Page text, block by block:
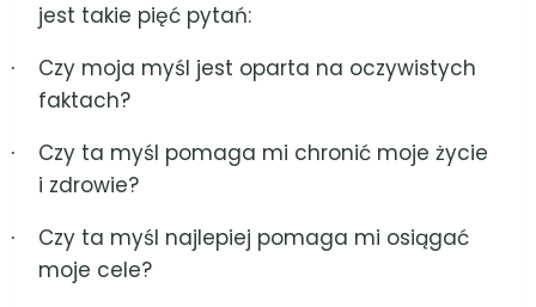
jest takie pięć pytań:
·
Czy moja myśl jest oparta na oczywistych
faktach?
·
Czy ta myśl pomaga mi chronić moje życie
i zdrowie?
·
Czy ta myśl najlepiej pomaga mi osiągać
moje cele?